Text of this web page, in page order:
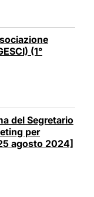
(1°
del Segretario
per
agosto 2024]